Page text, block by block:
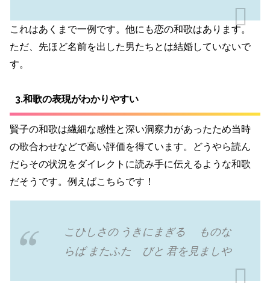
これはあくまで一例です。他にも恋の和歌はあります。
ただ、先ほど名前を出した男たちとは結婚していないで
す。
3.和歌の表現がわかりやすい
賢子の和歌は繊細な感性と深い洞察力があったため当時
の歌合わせなどで高い評価を得ています。どうやら読ん
だらその状況をダイレクトに読み手に伝えるような和歌
だそうです。例えばこちらです！
こひしさの うきにまぎるゝ ものな
らば またふたゝびと 君を見ましや